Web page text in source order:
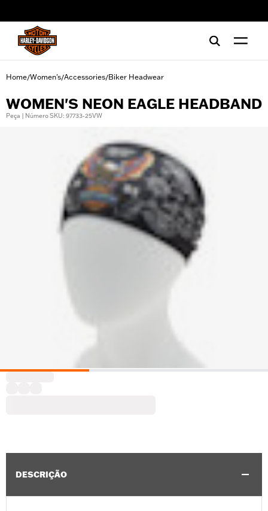
Home/Women's/Accessories/Biker Headwear
WOMEN'S NEON EAGLE HEADBAND
Peça | Número SKU: 97733-25VW
DESCRIÇÃO